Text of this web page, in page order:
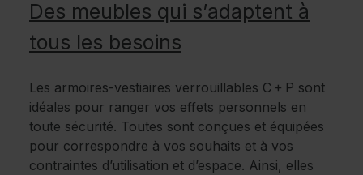
Des meubles qui s’adaptent à
tous les besoins
Les armoires-vestiaires verrouillables C + P sont
idéales pour ranger vos effets personnels en
toute sécurité. Toutes sont conçues et équipées
pour correspondre à vos souhaits et à vos
contraintes d’utilisation et d’espace. Ainsi, elles